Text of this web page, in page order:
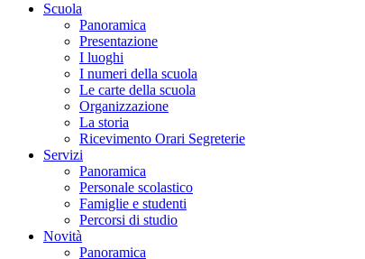
Scuola
Panoramica
Presentazione
I luoghi
I numeri della scuola
Le carte della scuola
Organizzazione
La storia
Ricevimento Orari Segreterie
Servizi
Panoramica
Personale scolastico
Famiglie e studenti
Percorsi di studio
Novità
Panoramica